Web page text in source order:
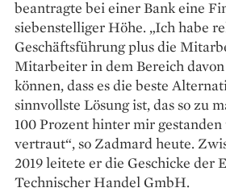
beantragte bei einer Bank eine
siebenstelliger Höhe. „Ich habe
Geschäftsführung plus die
Mitarbeiter in dem Bereich
können, dass es die beste
sinnvollste Lösung ist, das so zu
100 Prozent hinter mir
vertraut“, so Zadmard heute.
2019 leitete er die Geschicke der
Technischer Handel GmbH.